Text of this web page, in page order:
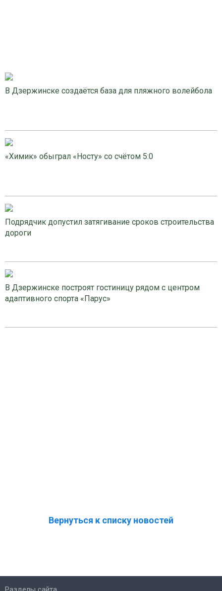
В Дзержинске создаётся база для пляжного волейбола
«Химик» обыграл «Носту» со счётом 5:0
Подрядчик допустил затягивание сроков строительства
дороги
В Дзержинске построят гостиницу рядом с центром
адаптивного спорта «Парус»
Вернуться к списку новостей